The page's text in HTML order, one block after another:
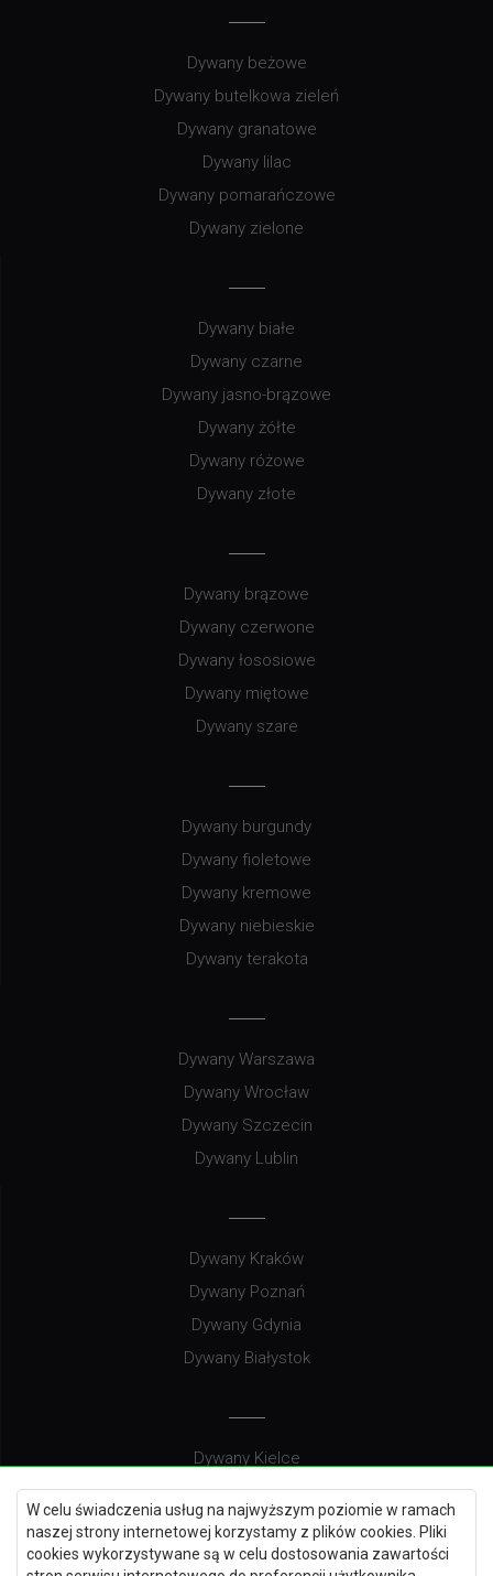
W celu świadczenia usług na najwyższym poziomie w ramach
naszej strony internetowej korzystamy z plików cookies. Pliki
cookies wykorzystywane są w celu dostosowania zawartości
Dywany beżowe
Dywany butelkowa zieleń
Dywany granatowe
Dywany lilac
Dywany pomarańczowe
Dywany zielone
Dywany białe
Dywany czarne
Dywany jasno-brązowe
Dywany żółte
Dywany różowe
Dywany złote
Dywany brązowe
Dywany czerwone
Dywany łososiowe
Dywany miętowe
Dywany szare
Dywany burgundy
Dywany fioletowe
Dywany kremowe
Dywany niebieskie
Dywany terakota
Dywany Warszawa
Dywany Wrocław
Dywany Szczecin
Dywany Lublin
Dywany Kraków
Dywany Poznań
Dywany Gdynia
Dywany Białystok
Dywany Kielce
Dywany Gdańsk
Dywany Toruń
Dywany Bydgoszcz